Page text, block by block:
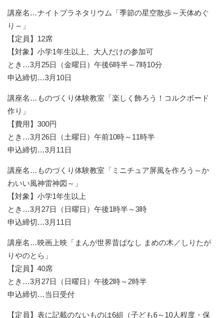
講座名…ナイトプラネタリウム「季節の星空散歩～天体めぐ
り～」
【定員】12席
【対象】小学1年生以上、大人だけの参加可
とき…3月25日（金曜日）午後6時半～7時10分
申込締切…3月10日
講座名…ものづくり体験教室「楽しく飾ろう！コルクボード
作り」
【費用】300円
とき…3月26日（土曜日）午前10時～11時半
申込締切…3月11日
講座名…ものづくり体験教室「ミニチュア屏風を作ろう～か
わいい風神雷神図～」
【対象】小学1年生以上
とき…3月27日（日曜日）午後1時半～3時
申込締切…3月11日
講座名…映画上映「まんが世界昔ばなし まめの木／しりたが
りやのとら」
【定員】40席
とき…3月27日（日曜日）午後2時～2時半
申込締切…当日受付
【定員】表に記載のないものは6組（子ども6～10人程度・保